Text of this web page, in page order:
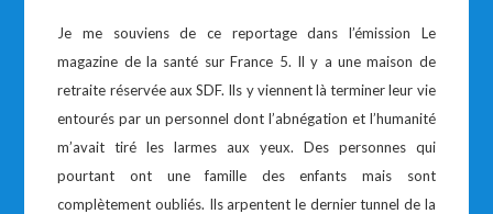
Je me souviens de ce reportage dans l’émission Le
magazine de la santé sur France 5. Il y a une maison de
retraite réservée aux SDF. Ils y viennent là terminer leur vie
entourés par un personnel dont l’abnégation et l’humanité
m’avait tiré les larmes aux yeux. Des personnes qui
pourtant ont une famille des enfants mais sont
complètement oubliés. Ils arpentent le dernier tunnel de la